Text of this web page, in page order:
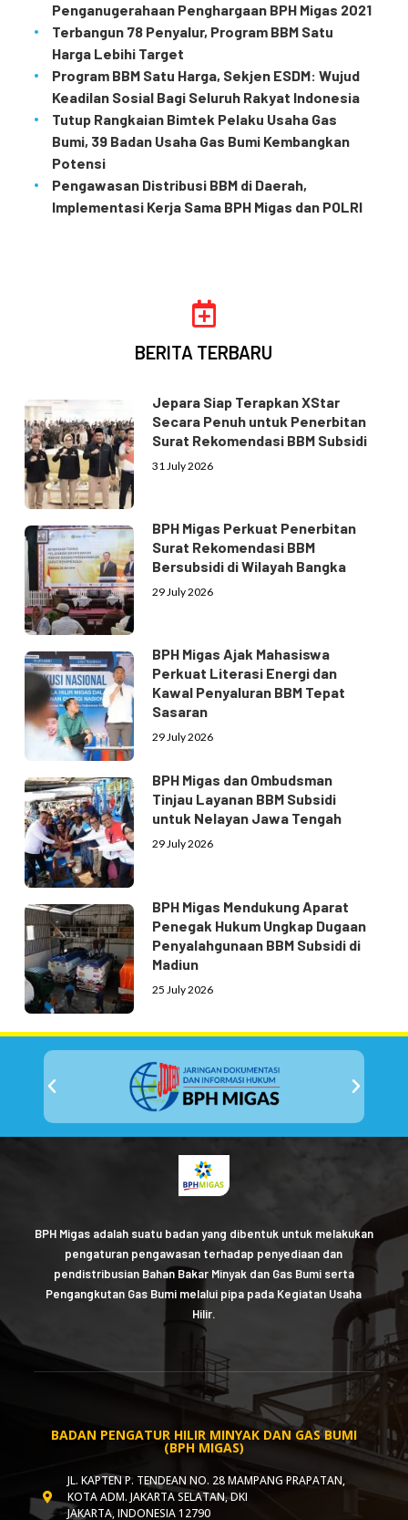
Penganugerahaan Penghargaan BPH Migas 2021
Terbangun 78 Penyalur, Program BBM Satu
Harga Lebihi Target
Program BBM Satu Harga, Sekjen ESDM: Wujud
Keadilan Sosial Bagi Seluruh Rakyat Indonesia
Tutup Rangkaian Bimtek Pelaku Usaha Gas
Bumi, 39 Badan Usaha Gas Bumi Kembangkan
Potensi
Pengawasan Distribusi BBM di Daerah,
Implementasi Kerja Sama BPH Migas dan POLRI
BERITA TERBARU
Jepara Siap Terapkan XStar
Secara Penuh untuk Penerbitan
Surat Rekomendasi BBM Subsidi
31 July 2026
BPH Migas Perkuat Penerbitan
Surat Rekomendasi BBM
Bersubsidi di Wilayah Bangka
29 July 2026
BPH Migas Ajak Mahasiswa
Perkuat Literasi Energi dan
Kawal Penyaluran BBM Tepat
Sasaran
29 July 2026
BPH Migas dan Ombudsman
Tinjau Layanan BBM Subsidi
untuk Nelayan Jawa Tengah
29 July 2026
BPH Migas Mendukung Aparat
Penegak Hukum Ungkap Dugaan
Penyalahgunaan BBM Subsidi di
Madiun
25 July 2026
BPH Migas adalah suatu badan yang dibentuk untuk melakukan
pengaturan pengawasan terhadap penyediaan dan
pendistribusian Bahan Bakar Minyak dan Gas Bumi serta
Pengangkutan Gas Bumi melalui pipa pada Kegiatan Usaha
Hilir.
BADAN PENGATUR HILIR MINYAK DAN GAS BUMI
(BPH MIGAS)
JL. KAPTEN P. TENDEAN NO. 28 MAMPANG PRAPATAN,
KOTA ADM. JAKARTA SELATAN, DKI
JAKARTA, INDONESIA 12790